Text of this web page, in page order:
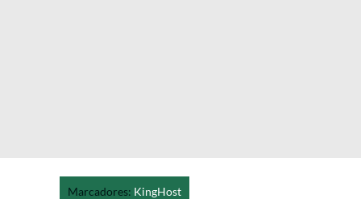
Marcadores: KingHost